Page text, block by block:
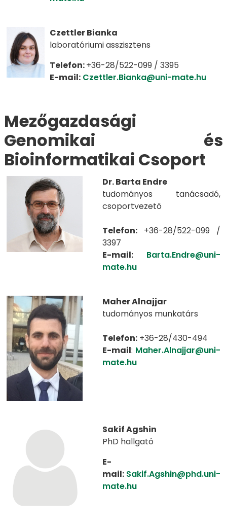
Czettler Bianka
laboratóriumi asszisztens
Telefon:+36-28/522-099 / 3395
E-mail: Czettler.Bianka@uni-mate.hu
Mezőgazdasági
Genomikai és
Bioinformatikai Csoport​​​​​
Dr. Barta Endre
tudományos tanácsadó,
csoportvezető
Telefon: +36-28/522-099 /
3397
E-mail:
Barta.Endre@uni-
mate.hu
Maher Alnajjar
tudományos munkatárs
Telefon: +36-28/430-494
E-mail: Maher.Alnajjar@uni-
mate.hu
Sakif Agshin
PhD hallgató
E-
mail: Sakif.Agshin@phd.uni-
mate.hu